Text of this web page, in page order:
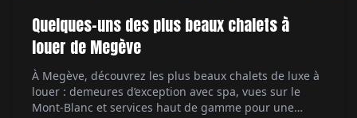
Quelques-uns des plus beaux chalets à
louer de Megève
À Megève, découvrez les plus beaux chalets de luxe à
louer : demeures d’exception avec spa, vues sur le
Mont-Blanc et services haut de gamme pour une